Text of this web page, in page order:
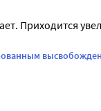
Приходится